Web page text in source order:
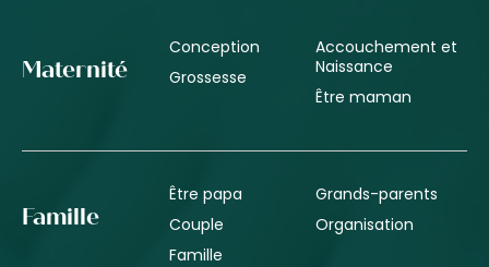
Maternité
Conception
Grossesse
Accouchement et
Naissance
Être maman
Famille
Être papa
Couple
Famille
Grands-parents
Organisation